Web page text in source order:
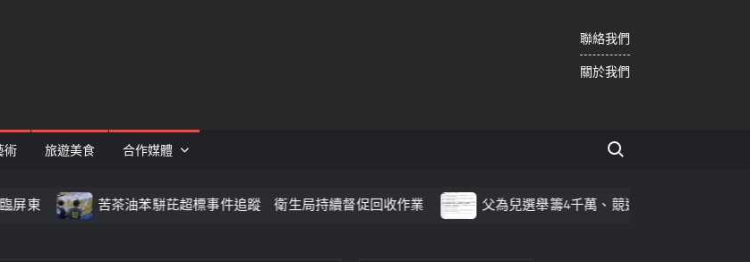
聯絡我們
關於我們
術 旅遊美食 合作媒體
Search for:
苦茶油苯駢芘超標事件追蹤 衛生局持續督促回收作業 父為兒選舉籌4千萬、競選支出僅1810萬？游淑慧